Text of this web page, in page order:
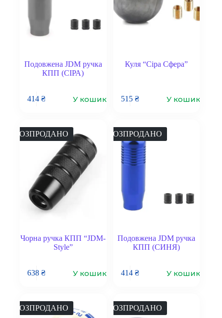
Подовжена JDM ручка
КПП (СІРА)
414₴ У кошик
Куля “Сіра Сфера”
515 ₴ У кошик
РОЗПРОДАНО
Чорна ручка КПП “JDM-
Style”
638₴ У кошик
РОЗПРОДАНО
Подовжена JDM ручка
КПП (СИНЯ)
414 ₴ У кошик
РОЗПРОДАНО РОЗПРОДАНО